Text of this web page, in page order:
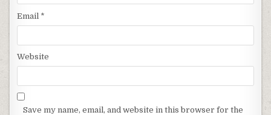
Email *
Website
Save my name, email, and website in this browser for the